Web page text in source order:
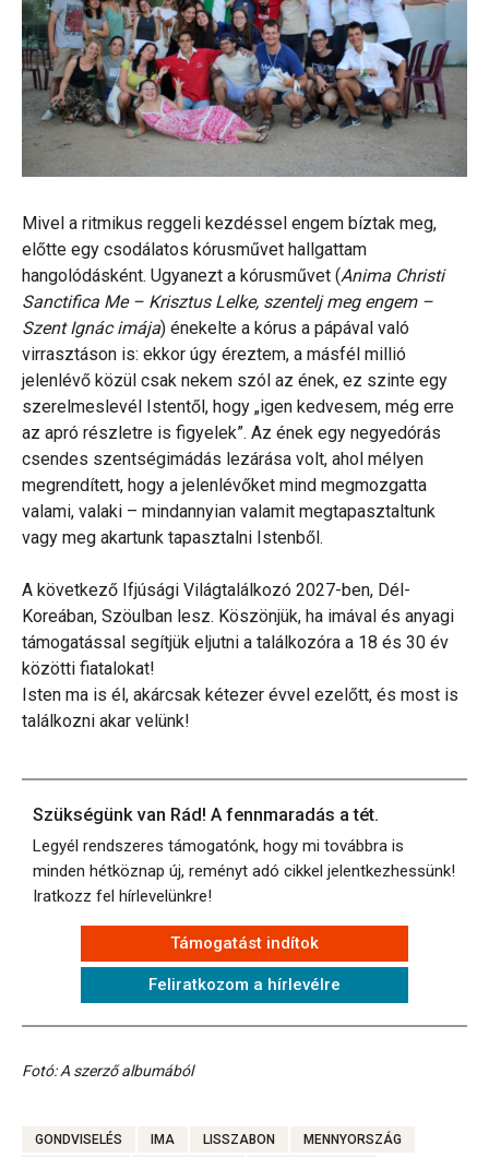
Mivel a ritmikus reggeli kezdéssel engem bíztak meg,
előtte egy csodálatos kórusművet hallgattam
hangolódásként. Ugyanezt a kórusművet (Anima Christi
Sanctifica Me – Krisztus Lelke, szentelj meg engem –
Szent Ignác imája) énekelte a kórus a pápával való
virrasztáson is: ekkor úgy éreztem, a másfél millió
jelenlévő közül csak nekem szól az ének, ez szinte egy
szerelmeslevél Istentől, hogy „igen kedvesem, még erre
az apró részletre is figyelek”. Az ének egy negyedórás
csendes szentségimádás lezárása volt, ahol mélyen
megrendített, hogy a jelenlévőket mind megmozgatta
valami, valaki – mindannyian valamit megtapasztaltunk
vagy meg akartunk tapasztalni Istenből.
A következő Ifjúsági Világtalálkozó 2027-ben, Dél-
Koreában, Szöulban lesz. Köszönjük, ha imával és anyagi
támogatással segítjük eljutni a találkozóra a 18 és 30 év
közötti fiatalokat!
Isten ma is él, akárcsak kétezer évvel ezelőtt, és most is
találkozni akar velünk!
Szükségünk van Rád! A fennmaradás a tét.
Legyél rendszeres támogatónk, hogy mi továbbra is
minden hétköznap új, reményt adó cikkel jelentkezhessünk!
Iratkozz fel hírlevelünkre!
Támogatást indítok
Feliratkozom a hírlevélre
Fotó: A szerző albumából
GONDVISELÉS IMA LISSZABON MENNYORSZÁG